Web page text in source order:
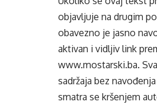
objavljuje na drugim
obavezno je jasno
aktivan i vidljiv link
www.mostarski.ba.
sadržaja bez
smatra se kršenjem